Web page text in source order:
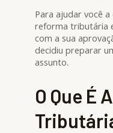
Para ajudar você
reforma tributária
com a sua
decidiu preparar
assunto.
O Que É